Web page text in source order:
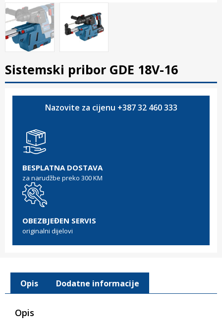
Sistemski pribor GDE 18V-16
Nazovite za cijenu +387 32 460 333
BESPLATNA DOSTAVA
za narudžbe preko 300 KM
OBEZBJEĐEN SERVIS
originalni dijelovi
Opis Dodatne informacije
Opis